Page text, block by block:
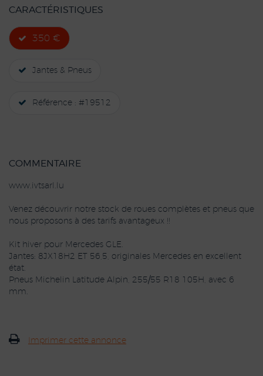
CARACTÉRISTIQUES
350 €
Jantes & Pneus
Référence : #19512
COMMENTAIRE
www.ivtsarl.lu
Venez découvrir notre stock de roues complètes et pneus que
nous proposons à des tarifs avantageux !!
Kit hiver pour Mercedes GLE.
Jantes: 8JX18H2 ET 56,5, originales Mercedes en excellent
état.
Pneus Michelin Latitude Alpin, 255/55 R18 105H, avec 6
mm.
Imprimer cette annonce